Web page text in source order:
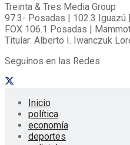
Treinta & Tres Media Group
97.3- Posadas | 102.3 Iguazú
FOX 106.1 Posadas |
Titular: Alberto I. Iwanczuk
Seguinos en las Redes
Inicio
política
economía
deportes